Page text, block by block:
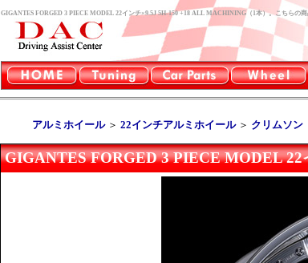
GIGANTES FORGED 3 PIECE MODEL 22インチ×9.5J 5H-150 +18 ALL MACHINING（1本）。こちらの
アルミホイール＞ 22インチアルミホイール＞ クリムソン
GIGANTES FORGED 3 PIECE MODEL